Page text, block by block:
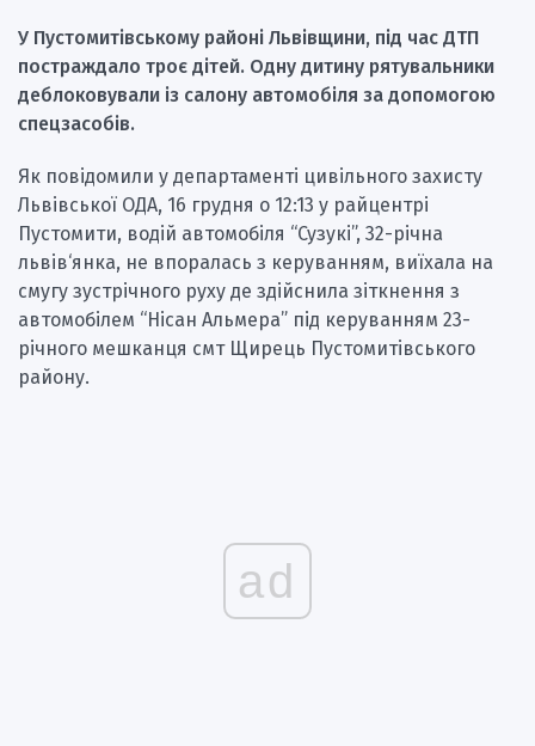
У Пустомитівському районі Львівщини, під час ДТП
постраждало троє дітей. Одну дитину рятувальники
деблоковували із салону автомобіля за допомогою
спецзасобів.
Як повідомили у департаменті цивільного захисту
Львівської ОДА, 16 грудня о 12:13 у райцентрі
Пустомити, водій автомобіля “Сузукі”, 32-річна
львів‘янка, не впоралась з керуванням, виїхала на
смугу зустрічного руху де здійснила зіткнення з
автомобілем “Нісан Альмера” під керуванням 23-
річного мешканця смт Щирець Пустомитівського
району.
ad